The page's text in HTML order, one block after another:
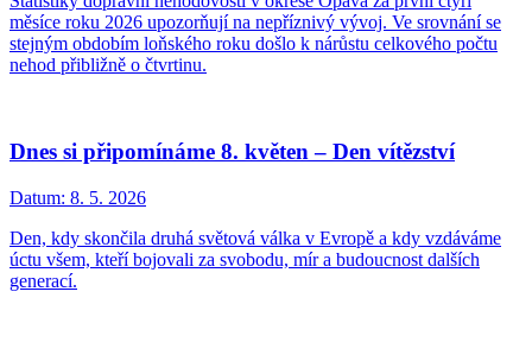
měsíce roku 2026 upozorňují na nepříznivý vývoj. Ve srovnání se
stejným obdobím loňského roku došlo k nárůstu celkového počtu
nehod přibližně o čtvrtinu.
Dnes si připomínáme 8. květen – Den vítězství
Datum: 8. 5. 2026
Den, kdy skončila druhá světová válka v Evropě a kdy vzdáváme
úctu všem, kteří bojovali za svobodu, mír a budoucnost dalších
generací.